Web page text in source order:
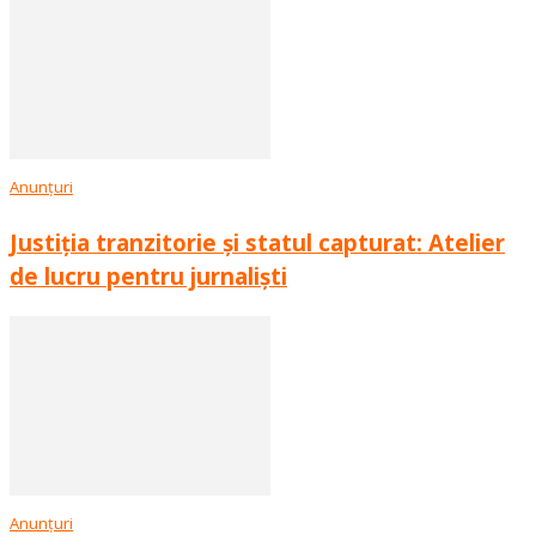
Anunțuri
Justiția tranzitorie și statul capturat: Atelier
de lucru pentru jurnaliști
Anunțuri